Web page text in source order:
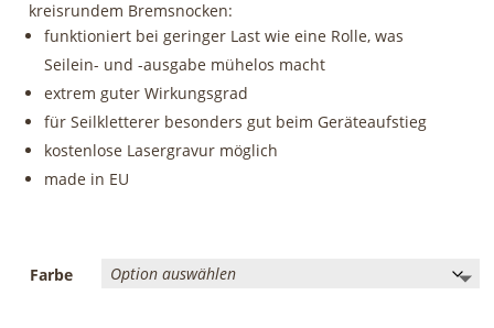
kreisrundem Bremsnocken:
funktioniert bei geringer Last wie eine Rolle, was
Seilein- und -ausgabe mühelos macht
extrem guter Wirkungsgrad
für Seilkletterer besonders gut beim Geräteaufstieg
kostenlose Lasergravur möglich
made in EU
Farbe